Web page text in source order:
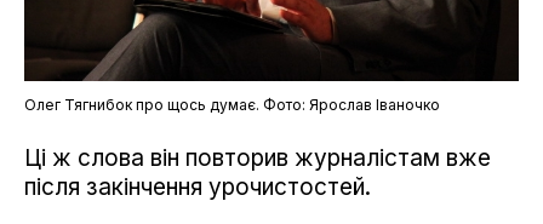
Олег Тягнибок про щось думає. Фото: Ярослав Іваночко
Ці ж слова він повторив журналістам вже
після закінчення урочистостей.